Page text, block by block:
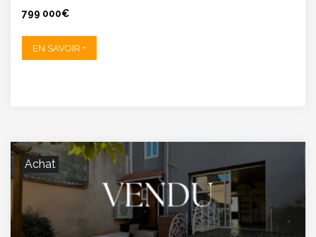
799 000€
EN SAVOIR +
Achat